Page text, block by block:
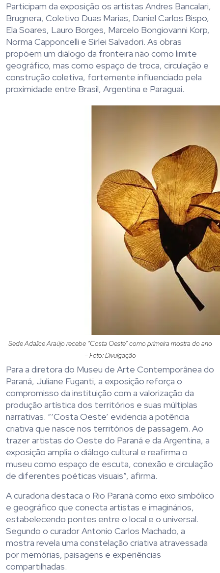
Participam da exposição os artistas Andres Bancalari,
Brugnera, Coletivo Duas Marias, Daniel Carlos Bispo,
Ela Soares, Lauro Borges, Marcelo Bongiovanni Korp,
Norma Capponcelli e Sirlei Salvadori. As obras
propõem um diálogo da fronteira não como limite
geográfico, mas como espaço de troca, circulação e
construção coletiva, fortemente influenciado pela
proximidade entre Brasil, Argentina e Paraguai.
Sede Adalice Araújo recebe “Costa Oeste” como primeira mostra do ano
– Foto: Divulgação
Para a diretora do Museu de Arte Contemporânea do
Paraná, Juliane Fuganti, a exposição reforça o
compromisso da instituição com a valorização da
produção artística dos territórios e suas múltiplas
narrativas. “‘Costa Oeste’ evidencia a potência
criativa que nasce nos territórios de passagem. Ao
trazer artistas do Oeste do Paraná e da Argentina, a
exposição amplia o diálogo cultural e reafirma o
museu como espaço de escuta, conexão e circulação
de diferentes poéticas visuais”, afirma.
A curadoria destaca o Rio Paraná como eixo simbólico
e geográfico que conecta artistas e imaginários,
estabelecendo pontes entre o local e o universal.
Segundo o curador Antonio Carlos Machado, a
mostra revela uma constelação criativa atravessada
por memórias, paisagens e experiências
compartilhadas.